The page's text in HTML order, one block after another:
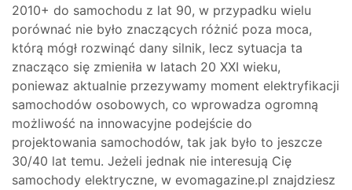
2010+ do samochodu z lat 90, w przypadku wielu
porównać nie było znaczących różnić poza moca,
którą mógł rozwinąć dany silnik, lecz sytuacja ta
znacząco się zmieniła w latach 20 XXI wieku,
poniewaz aktualnie przezywamy moment elektryfikacji
samochodów osobowych, co wprowadza ogromną
możliwość na innowacyjne podejście do
projektowania samochodów, tak jak było to jeszcze
30/40 lat temu. Jeżeli jednak nie interesują Cię
samochody elektryczne, w evomagazine.pl znajdziesz